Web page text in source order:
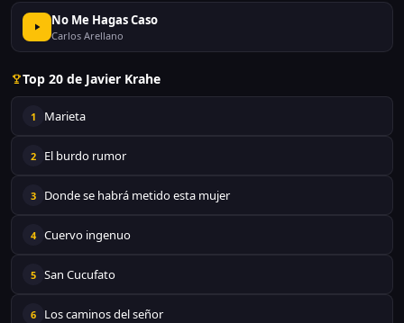
No Me Hagas Caso
Carlos Arellano
Top 20 de Javier Krahe
1 Marieta
2 El burdo rumor
3 Donde se habrá metido esta mujer
4 Cuervo ingenuo
5 San Cucufato
6 Los caminos del señor